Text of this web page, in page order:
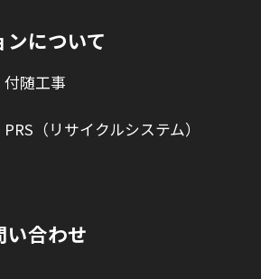
について
付随工事
PRS（リサイクルシステム）
い合わせ